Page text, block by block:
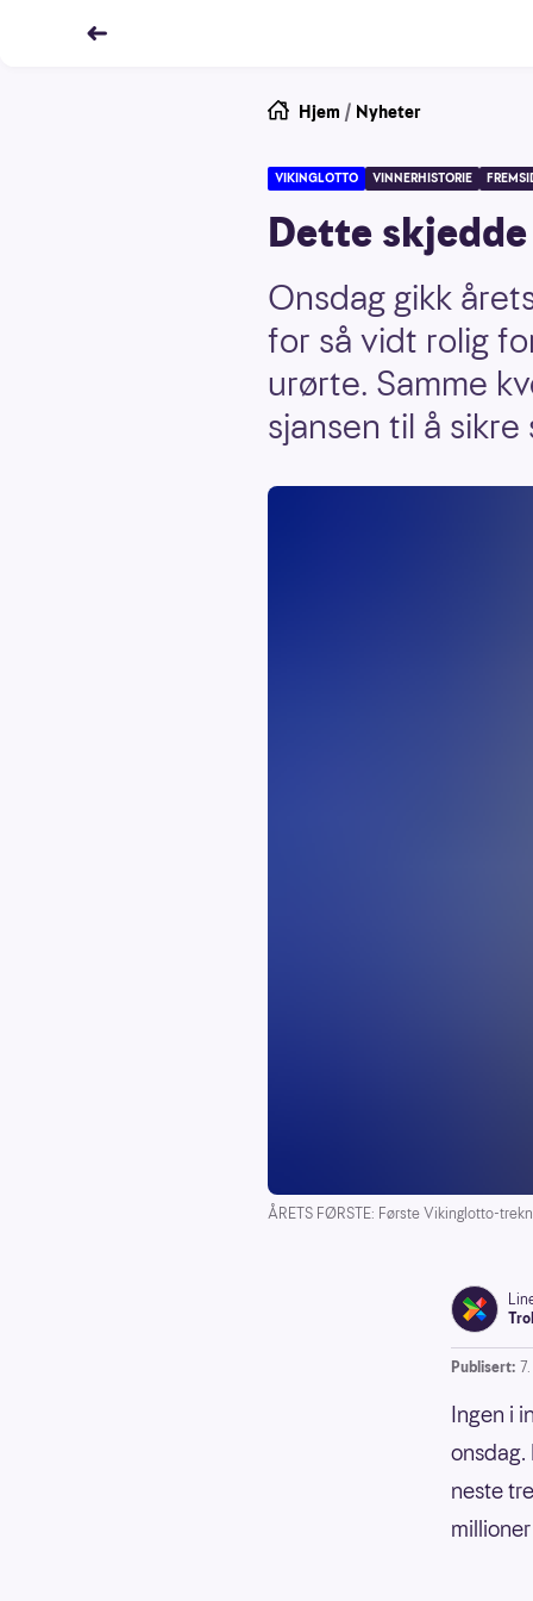
Hjem / Nyheter
VIKINGLOTTO VINNERHISTORIE
Dette
Onsdag gikk
for så vidt rolig
urørte. Samme
sjansen til å
ÅRETS FØRSTE: Første Vikinglotto-
Publisert:
Ingen i
neste